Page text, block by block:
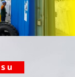
น